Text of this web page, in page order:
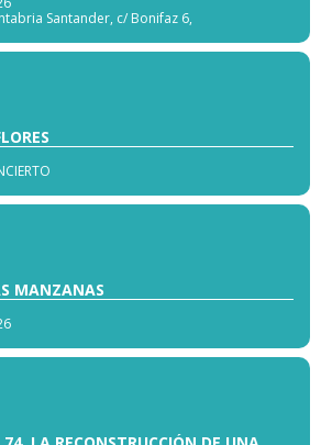
Santander, c/ Bonifaz 6,
MANZANAS